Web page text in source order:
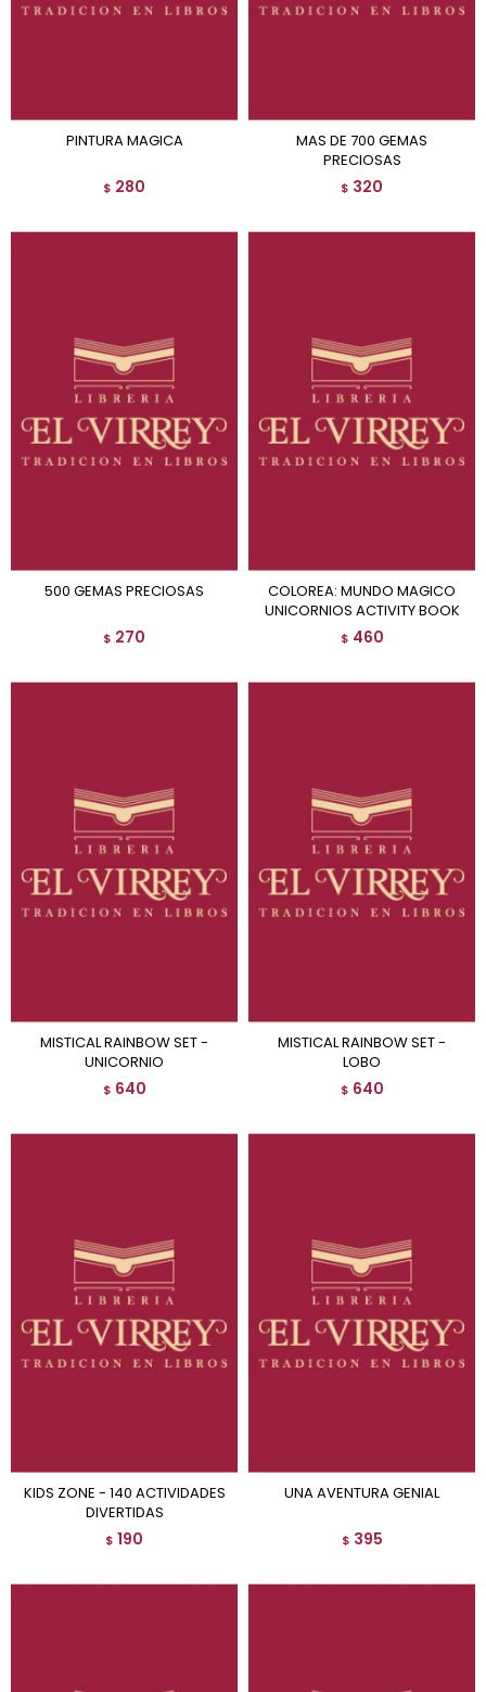
PINTURA MAGICA
$ 280
MAS DE 700 GEMAS
PRECIOSAS
$ 320
500 GEMAS PRECIOSAS
$ 270
COLOREA: MUNDO MAGICO
UNICORNIOS ACTIVITY BOOK
$ 460
MISTICAL RAINBOW SET -
UNICORNIO
$ 640
MISTICAL RAINBOW SET -
LOBO
$ 640
KIDS ZONE - 140 ACTIVIDADES
DIVERTIDAS
$ 190
UNA AVENTURA GENIAL
$ 395